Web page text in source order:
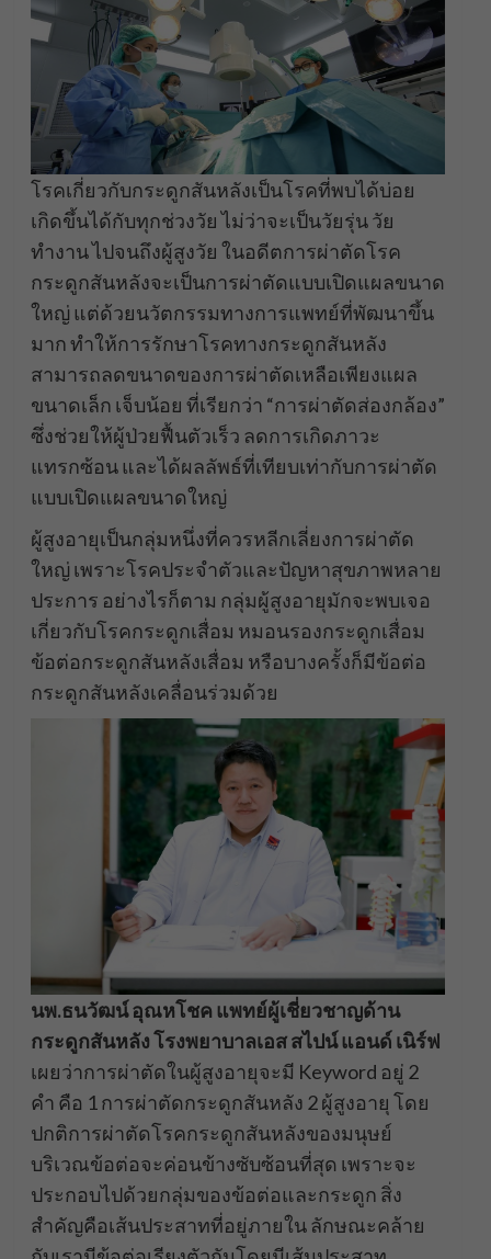
โรคเกี่ยวกับกระดูกสันหลังเป็นโรคที่พบได้บ่อย
เกิดขึ้นได้กับทุกช่วงวัย ไม่ว่าจะเป็นวัยรุ่น วัย
ทำงาน ไปจนถึงผู้สูงวัย ในอดีตการผ่าตัดโรค
กระดูกสันหลังจะเป็นการผ่าตัดแบบเปิดแผลขนาด
ใหญ่ แต่ด้วยนวัตกรรมทางการแพทย์ที่พัฒนาขึ้น
มาก ทำให้การรักษาโรคทางกระดูกสันหลัง
สามารถลดขนาดของการผ่าตัดเหลือเพียงแผล
ขนาดเล็ก เจ็บน้อย ที่เรียกว่า “การผ่าตัดส่องกล้อง”
ซึ่งช่วยให้ผู้ป่วยฟื้นตัวเร็ว ลดการเกิดภาวะ
แทรกซ้อน และได้ผลลัพธ์ที่เทียบเท่ากับการผ่าตัด
แบบเปิดแผลขนาดใหญ่
ผู้สูงอายุเป็นกลุ่มหนึ่งที่ควรหลีกเลี่ยงการผ่าตัด
ใหญ่ เพราะโรคประจำตัวและปัญหาสุขภาพหลาย
ประการ อย่างไรก็ตาม กลุ่มผู้สูงอายุมักจะพบเจอ
เกี่ยวกับโรคกระดูกเสื่อม หมอนรองกระดูกเสื่อม
ข้อต่อกระดูกสันหลังเสื่อม หรือบางครั้งก็มีข้อต่อ
กระดูกสันหลังเคลื่อนร่วมด้วย
นพ.ธนวัฒน์ อุณหโชค แพทย์ผู้เชี่ยวชาญด้าน
กระดูกสันหลัง โรงพยาบาลเอส สไปน์ แอนด์ เนิร์ฟ
เผยว่าการผ่าตัดในผู้สูงอายุจะมี Keyword อยู่ 2
คำ คือ 1 การผ่าตัดกระดูกสันหลัง 2 ผู้สูงอายุ โดย
ปกติการผ่าตัดโรคกระดูกสันหลังของมนุษย์
บริเวณข้อต่อจะค่อนข้างซับซ้อนที่สุด เพราะจะ
ประกอบไปด้วยกลุ่มของข้อต่อและกระดูก สิ่ง
สำคัญคือเส้นประสาทที่อยู่ภายใน ลักษณะคล้าย